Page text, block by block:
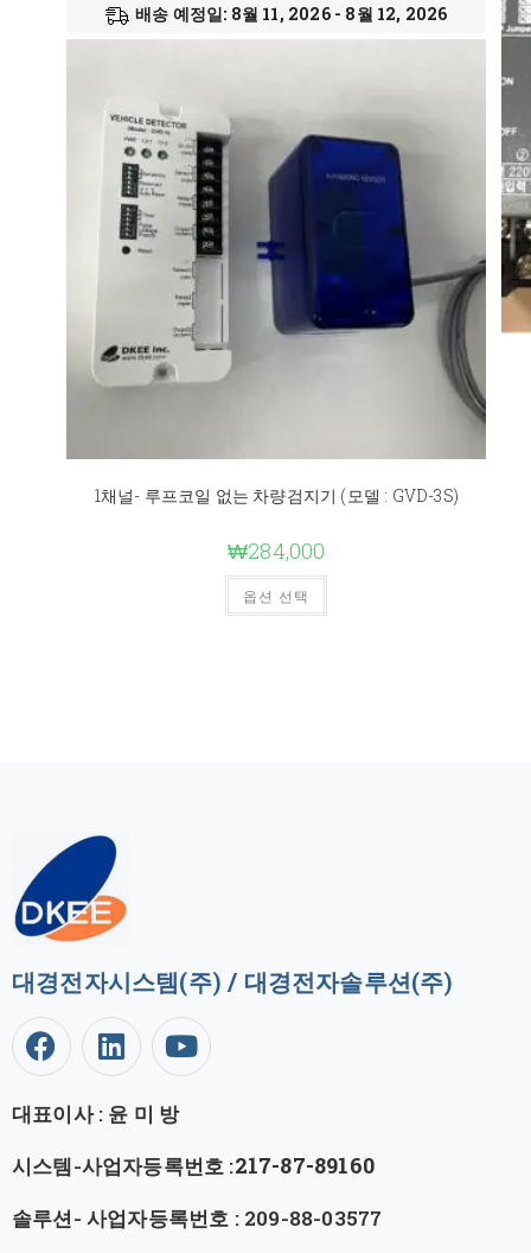
배송 예정일: 8월 11, 2026 - 8월 12, 2026
1채널- 루프코일 없는 차량검지기 (모델 : GVD-3S)
₩284,000
옵션 선택
대경전자시스템(주) / 대경전자솔루션(주)
대표이사 : 윤 미 방
시스템-사업자등록번호 :217-87-89160
솔루션- 사업자등록번호 : 209-88-03577